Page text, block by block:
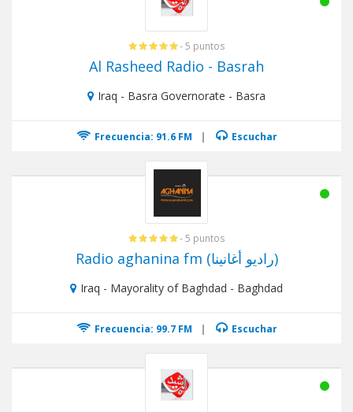
- 5 puntos
Al Rasheed Radio - Basrah
Iraq - Basra Governorate - Basra
Frecuencia: 91.6 FM | Escuchar
- 5 puntos
Radio aghanina fm (راديو أغانينا)
Iraq - Mayorality of Baghdad - Baghdad
Frecuencia: 99.7 FM | Escuchar